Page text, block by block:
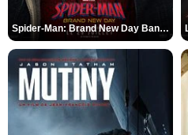
Spider-Man: Brand New Day Bande-annonce VO STFR